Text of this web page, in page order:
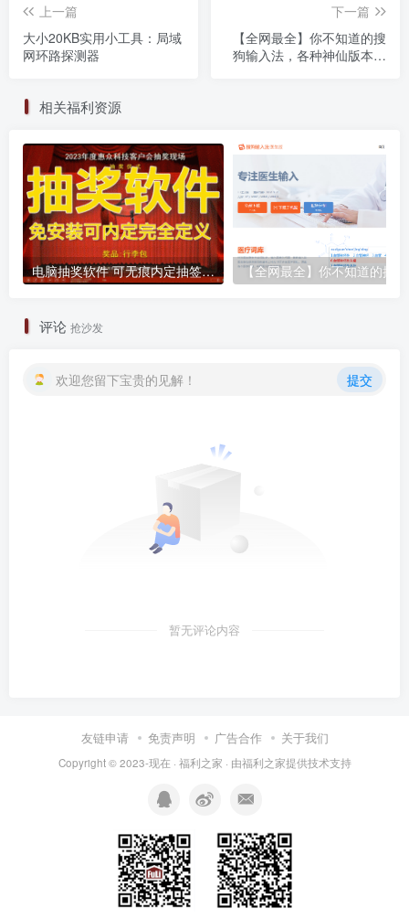
上一篇
大小20KB实用小工具：局域
网环路探测器
下一篇
【全网最全】你不知道的搜
狗输入法，各种神仙版本合
相关福利资源
电脑抽奖软件 可无痕内定抽签程序电子系统 晚会活动婚庆年会随机大屏幕滚动实时保存 附抽奖背景图片红色喜庆精选图片51张
评论 抢沙发
欢迎您留下宝贵的见解！ 提交
暂无评论内容
友链申请 免责声明 广告合作 关于我们
Copyright © 2023-现在 · 福利之家 · 由福利之家提供技术支持